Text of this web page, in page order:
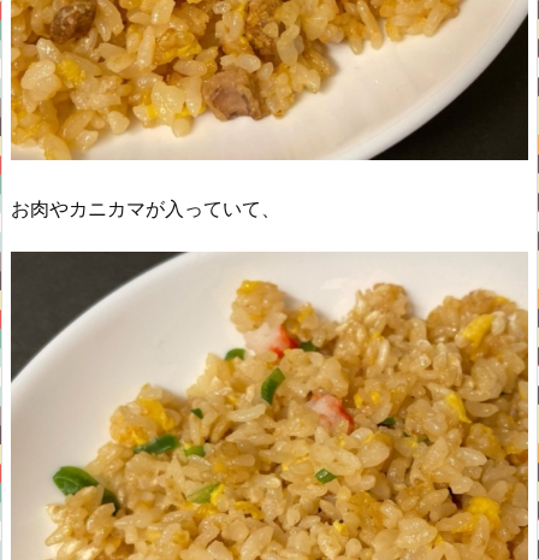
お肉やカニカマが入っていて、